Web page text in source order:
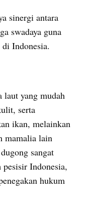
sinergi antara
swadaya guna
Indonesia.
laut yang mudah
serta
ikan, melainkan
mamalia lain
sangat
Indonesia,
hukum